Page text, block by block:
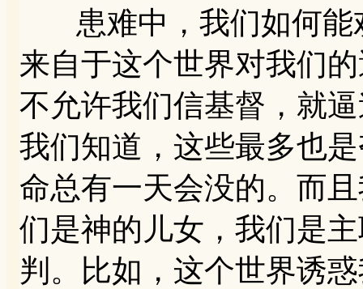
患难中，我们如何能
来自于这个世界对我们
不允许我们信基督，就
我们知道，这些最多也
命总有一天会没的。而
们是神的儿女，我们是
判。比如，这个世界诱